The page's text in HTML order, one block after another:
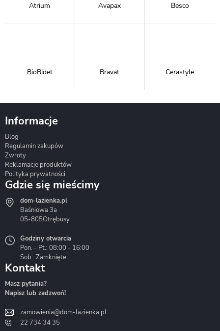
Atrium Avapax Besco
BioBidet Bravat Cerastyle
Hydrostop
Liveno
Informacje
Blog
Regulamin zakupów
Zwroty
Reklamacje produktów
Polityka prywatności
Gdzie się mieścimy
dom-lazienka.pl
Baśniowa 3a
05-805Otrębusy
Godziny otwarcia
Pon. - Pt.: 08:00 - 16:00
Sob.: Zamknięte
Kontakt
Masz pytania?
Napisz lub zadzwoń!
zamowienia@dom-lazienka.pl
22 734 34 35